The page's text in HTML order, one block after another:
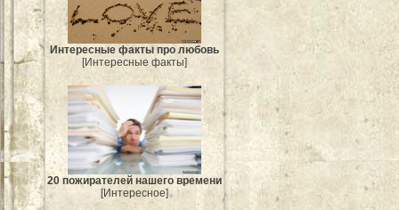
Интересные факты про любовь
[Интересные факты]
20 пожирателей нашего времени
[Интересное]